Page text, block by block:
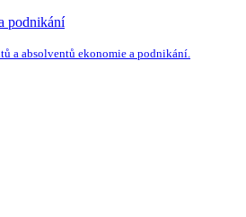
podnikání
a absolventů ekonomie a podnikání.